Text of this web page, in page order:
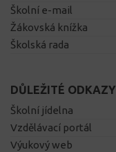
Školní e-mail
Žákovská knížka
Školská rada
DŮLEŽITÉ ODKAZY
Školní jídelna
Vzdělávací portál
Výukový web